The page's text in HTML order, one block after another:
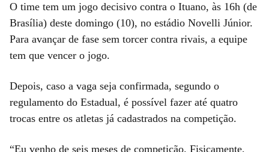
O time tem um jogo decisivo contra o Ituano, às 16h (de
Brasília) deste domingo (10), no estádio Novelli Júnior.
Para avançar de fase sem torcer contra rivais, a equipe
tem que vencer o jogo.
Depois, caso a vaga seja confirmada, segundo o
regulamento do Estadual, é possível fazer até quatro
trocas entre os atletas já cadastrados na competição.
“Eu venho de seis meses de competição. Fisicamente,